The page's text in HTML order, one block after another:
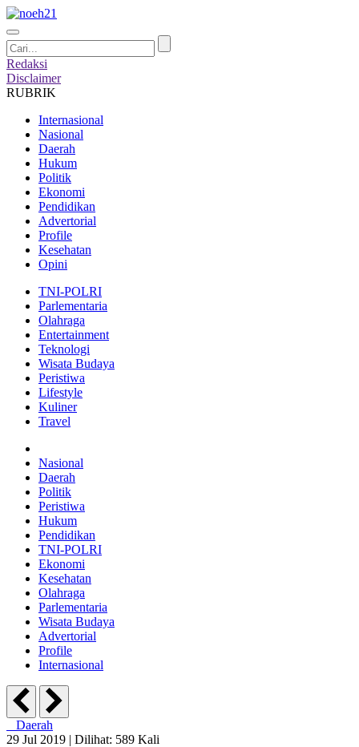
Redaksi
Disclaimer
RUBRIK
Internasional
Nasional
Daerah
Hukum
Politik
Ekonomi
Pendidikan
Advertorial
Profile
Kesehatan
Opini
TNI-POLRI
Parlementaria
Olahraga
Entertainment
Teknologi
Wisata Budaya
Peristiwa
Lifestyle
Kuliner
Travel
Nasional
Daerah
Politik
Peristiwa
Hukum
Pendidikan
TNI-POLRI
Ekonomi
Kesehatan
Olahraga
Parlementaria
Wisata Budaya
Advertorial
Profile
Internasional
Daerah
29 Jul 2019 | Dilihat: 589 Kali